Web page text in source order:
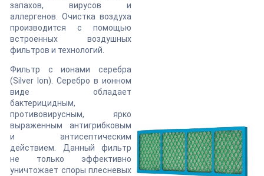
запахов, вирусов и
аллергенов. Очистка воздуха
производится с помощью
встроенных воздушных
фильтров и технологий.
Фильтр с ионами серебра
(Silver Ion). Серебро в ионном
виде обладает
бактерицидным,
противовирусным, ярко
выраженным антигрибковым
и антисептическим
действием. Данный фильтр
не только эффективно
уничтожает споры плесневых